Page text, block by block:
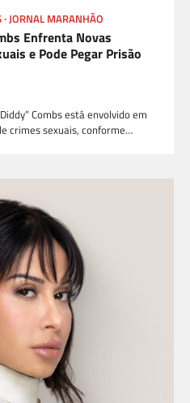
JORNAL MARANHÃO
Enfrenta Novas
e Pode Pegar Prisão
Combs está envolvido em
crimes sexuais, conforme…